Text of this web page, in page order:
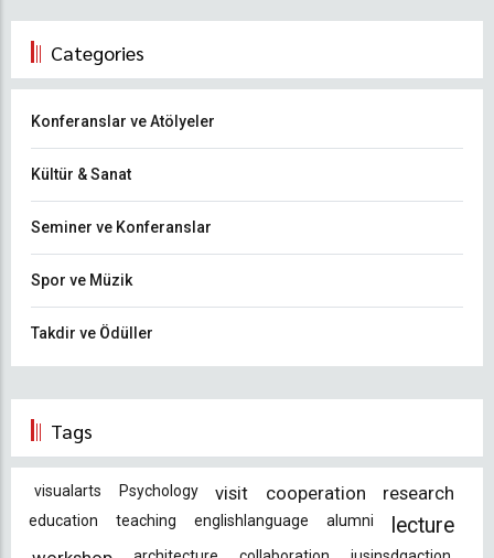
Categories
Konferanslar ve Atölyeler
Kültür & Sanat
Seminer ve Konferanslar
Spor ve Müzik
Takdir ve Ödüller
Tags
visualarts Psychology visit cooperation research
education teaching englishlanguage alumni lecture